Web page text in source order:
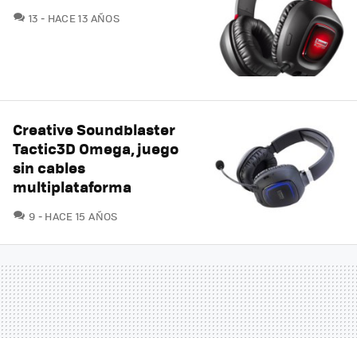
13 COMENTARIOS
HACE 13 AÑOS
Creative Soundblaster
Tactic3D Omega, juego
sin cables
multiplataforma
9 COMENTARIOS
HACE 15 AÑOS